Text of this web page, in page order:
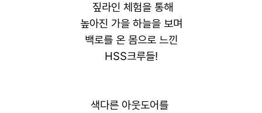
짚라인 체험을 통해
높아진 가을 하늘을 보며
백로를 온 몸으로 느낀
HSS크루들!
색다른 아웃도어를